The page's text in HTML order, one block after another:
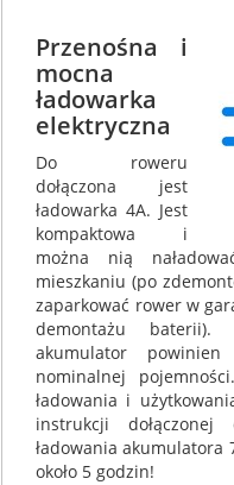
Przenośna i
mocna
ładowarka
elektryczna
Do roweru
dołączona jest
ładowarka 4A. Jest
kompaktowa i
można nią
mieszkaniu (po
zaparkować rower w
demontażu baterii).
akumulator
nominalnej
ładowania i
instrukcji
ładowania akumulatora
około 5 godzin!